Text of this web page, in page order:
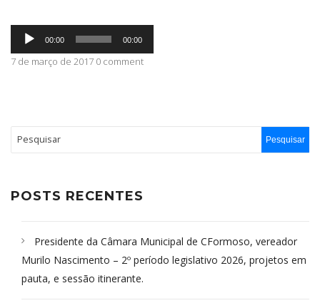
CONTATO
Tocador
áudio
00:00 00:00
7 de março de 2017 0 comment
POSTS RECENTES
Presidente da Câmara Municipal de CFormoso, vereador
Murilo Nascimento – 2º período legislativo 2026, projetos em
pauta, e sessão itinerante.